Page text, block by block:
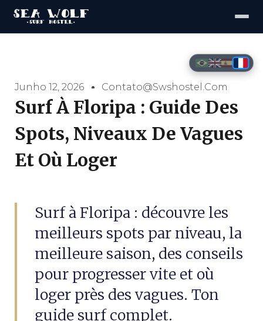
Junho 12, 2026 Contato@swshostel.com
Surf À Floripa : Guide Des
Spots, Niveaux De Vagues
Et Où Loger
Surf à Floripa : découvre les
meilleurs spots par niveau, la
meilleure saison, des conseils
pour progresser vite et où
loger près des vagues. Ton
guide surf complet.